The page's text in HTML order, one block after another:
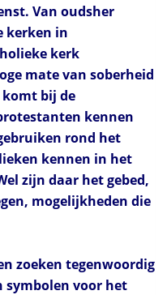
Van oudsher
kerken in
kerk
mate van soberheid
bij de
kennen
rond het
kennen in het
zijn daar het gebed,
mogelijkheden die
zoeken tegenwoordig
symbolen voor het